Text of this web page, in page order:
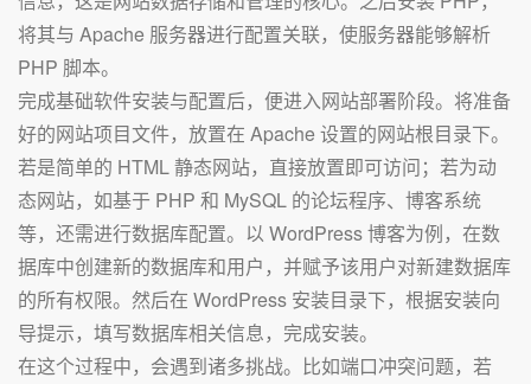
将其与 Apache 服务器进行配置关联，使服务器能够解析
PHP 脚本。
完成基础软件安装与配置后，便进入网站部署阶段。将准备
好的网站项目文件，放置在 Apache 设置的网站根目录下。
若是简单的 HTML 静态网站，直接放置即可访问；若为动
态网站，如基于 PHP 和 MySQL 的论坛程序、博客系统
等，还需进行数据库配置。以 WordPress 博客为例，在数
据库中创建新的数据库和用户，并赋予该用户对新建数据库
的所有权限。然后在 WordPress 安装目录下，根据安装向
导提示，填写数据库相关信息，完成安装。
在这个过程中，会遇到诸多挑战。比如端口冲突问题，若